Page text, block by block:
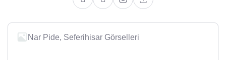
Nar Pide, Seferihisar Görselleri